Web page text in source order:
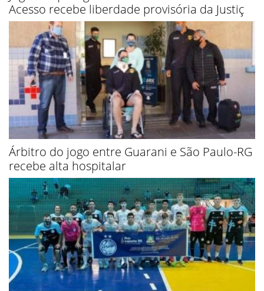
Acesso recebe liberdade provisória da Justiç
Árbitro do jogo entre Guarani e São Paulo-RG
recebe alta hospitalar